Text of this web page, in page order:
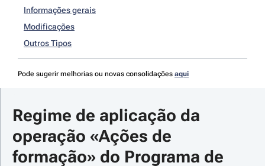
Informações gerais
Modificações
Outros Tipos
Pode sugerir melhorias ou novas consolidações aqui
Regime de aplicação da
operação «Ações de
formação» do Programa de